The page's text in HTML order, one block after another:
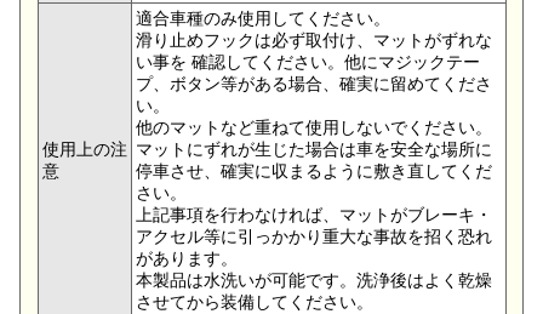
使用上の注
意
適合車種のみ使用してください。
滑り止めフックは必ず取付け、マットがずれな
い事を 確認してください。他にマジックテー
プ、ボタン等がある場合、確実に留めてくださ
い。
他のマットなど重ねて使用しないでください。
マットにずれが生じた場合は車を安全な場所に
停車させ、確実に収まるように敷き直してくだ
さい。
上記事項を行わなければ、マットがブレーキ・
アクセル等に引っかかり重大な事故を招く恐れ
があります。
本製品は水洗いが可能です。洗浄後はよく乾燥
させてから装備してください。